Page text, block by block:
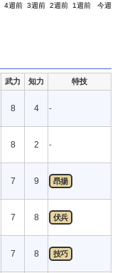
4週前 3週前 2週前 1週前 今週
武力 知力 特技
8 4 -
8 2 -
7 9 昂揚
7 8 伏兵
7 8 技巧